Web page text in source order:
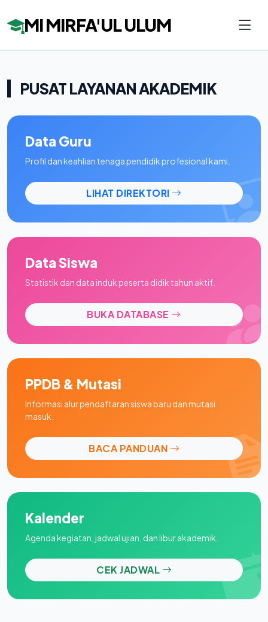
MI MIRFA'UL ULUM
PUSAT LAYANAN AKADEMIK
Data Guru
Profil dan keahlian tenaga pendidik profesional kami.
LIHAT DIREKTORI
Data Siswa
Statistik dan data induk peserta didik tahun aktif.
BUKA DATABASE
PPDB & Mutasi
Informasi alur pendaftaran siswa baru dan mutasi
masuk.
BACA PANDUAN
Kalender
Agenda kegiatan, jadwal ujian, dan libur akademik.
CEK JADWAL